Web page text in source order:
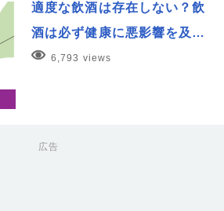
適度な飲酒は存在しない？飲
酒は必ず健康に悪影響を及…
6,793 views
広告